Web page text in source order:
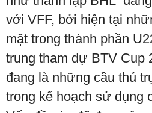
với VFF, bởi hiện tại
mặt trong thành phần
trung tham dự BTV Cup
đang là những cầu thủ
trong kế hoạch sử dụng